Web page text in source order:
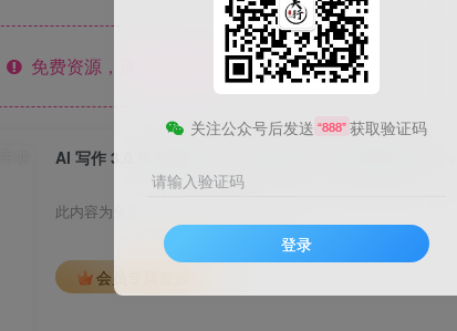
免费资源，请登录后查看
AI 写作 3.0.每条皆原创，多平台推送，新手亦能日挣 400+
此内容为免费阅读，请登录后查看
会员专属资源
关注公众号后发送 “888” 获取验证码
请输入验证码
登录